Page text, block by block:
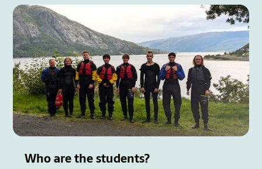
Who are the students?